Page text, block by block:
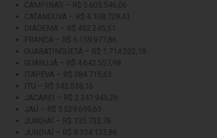
CAMPINAS – R$ 5.605.546,06
CATANDUVA – R$ 4.108.728,43
DIADEMA – R$ 452.245,51
FRANCA – R$ 6.159.977,86
GUARATINGUETÁ – R$ 1.714.202,18
GUARUJÁ – R$ 4.642.557,98
ITAPEVA – R$ 384.715,63
ITU – R$ 342.538,16
JACAREÍ – R$ 2.341.945,26
JAÚ – R$ 5.529.699,63
JUNDIAÍ – R$ 135.732,76
JUNDIAÍ – R$ 9.334.133,86